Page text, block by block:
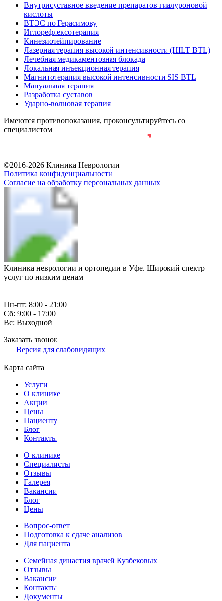
Внутрисуставное введение препаратов гиалуроновой
кислоты
ВТЭС по Герасимову
Иглорефлексотерапия
Кинезиотейпирование
Лазерная терапия высокой интенсивности (HILT BTL)
Лечебная медикаментозная блокада
Локальная инъекционная терапия
Магнитотерапия высокой интенсивности SIS BTL
Мануальная терапия
Разработка суставов
Ударно-волновая терапия
Имеются противопоказания, проконсультируйтесь со
специалистом
©2016-2026 Клиника Неврологии
Политика конфиденциальности
Согласие на обработку персональных данных
Клиника неврологии и ортопедии в Уфе. Широкий спектр
услуг по низким ценам
Пн-пт: 8:00 - 21:00
Сб: 9:00 - 17:00
Вс: Выходной
Заказать звонок
Версия для слабовидящих
Карта сайта
Услуги
О клинике
Акции
Цены
Пациенту
Блог
Контакты
О клинике
Специалисты
Отзывы
Галерея
Вакансии
Блог
Цены
Вопрос-ответ
Подготовка к сдаче анализов
Для пациента
Семейная династия врачей Кузбековых
Отзывы
Вакансии
Контакты
Документы